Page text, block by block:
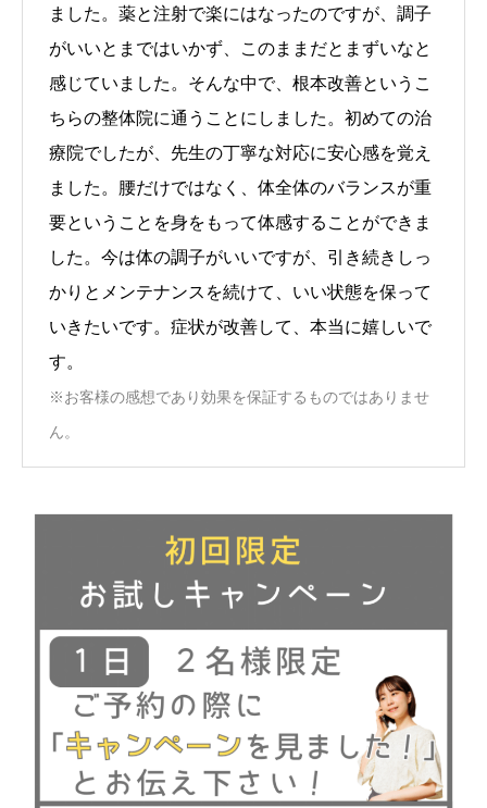
ました。薬と注射で楽にはなったのですが、調子
がいいとまではいかず、このままだとまずいなと
感じていました。そんな中で、根本改善というこ
ちらの整体院に通うことにしました。初めての治
療院でしたが、先生の丁寧な対応に安心感を覚え
ました。腰だけではなく、体全体のバランスが重
要ということを身をもって体感することができま
した。今は体の調子がいいですが、引き続きしっ
かりとメンテナンスを続けて、いい状態を保って
いきたいです。症状が改善して、本当に嬉しいで
す。
※お客様の感想であり効果を保証するものではありませ
ん。